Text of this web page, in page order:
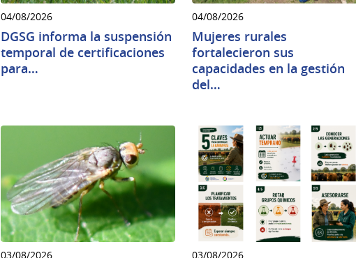
04/08/2026
DGSG informa la suspensión
temporal de certificaciones
para…
04/08/2026
Mujeres rurales
fortalecieron sus
capacidades en la gestión
del…
03/08/2026 03/08/2026